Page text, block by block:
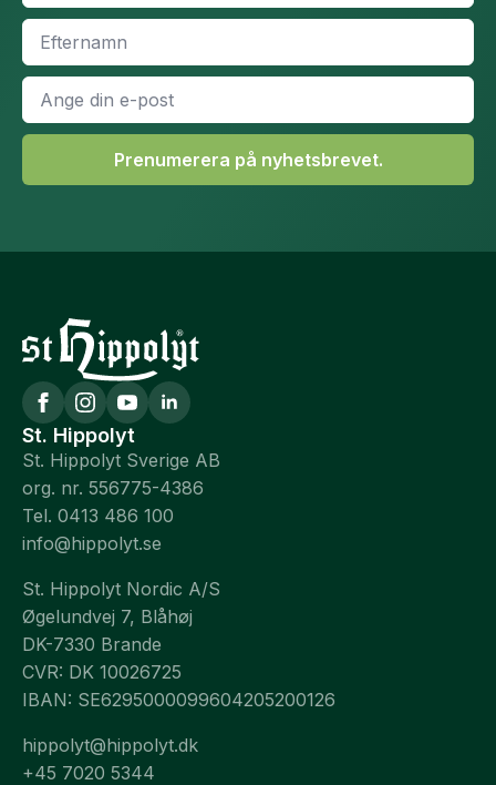
Efternamn
E-
post
*
Prenumerera på nyhetsbrevet.
St. Hippolyt
St. Hippolyt Sverige AB
org. nr. 556775-4386
Tel. 0413 486 100
info@hippolyt.se
St. Hippolyt Nordic A/S
Øgelundvej 7, Blåhøj
DK-7330 Brande
CVR: DK 10026725
IBAN: SE6295000099604205200126
hippolyt@hippolyt.dk
+45 7020 5344